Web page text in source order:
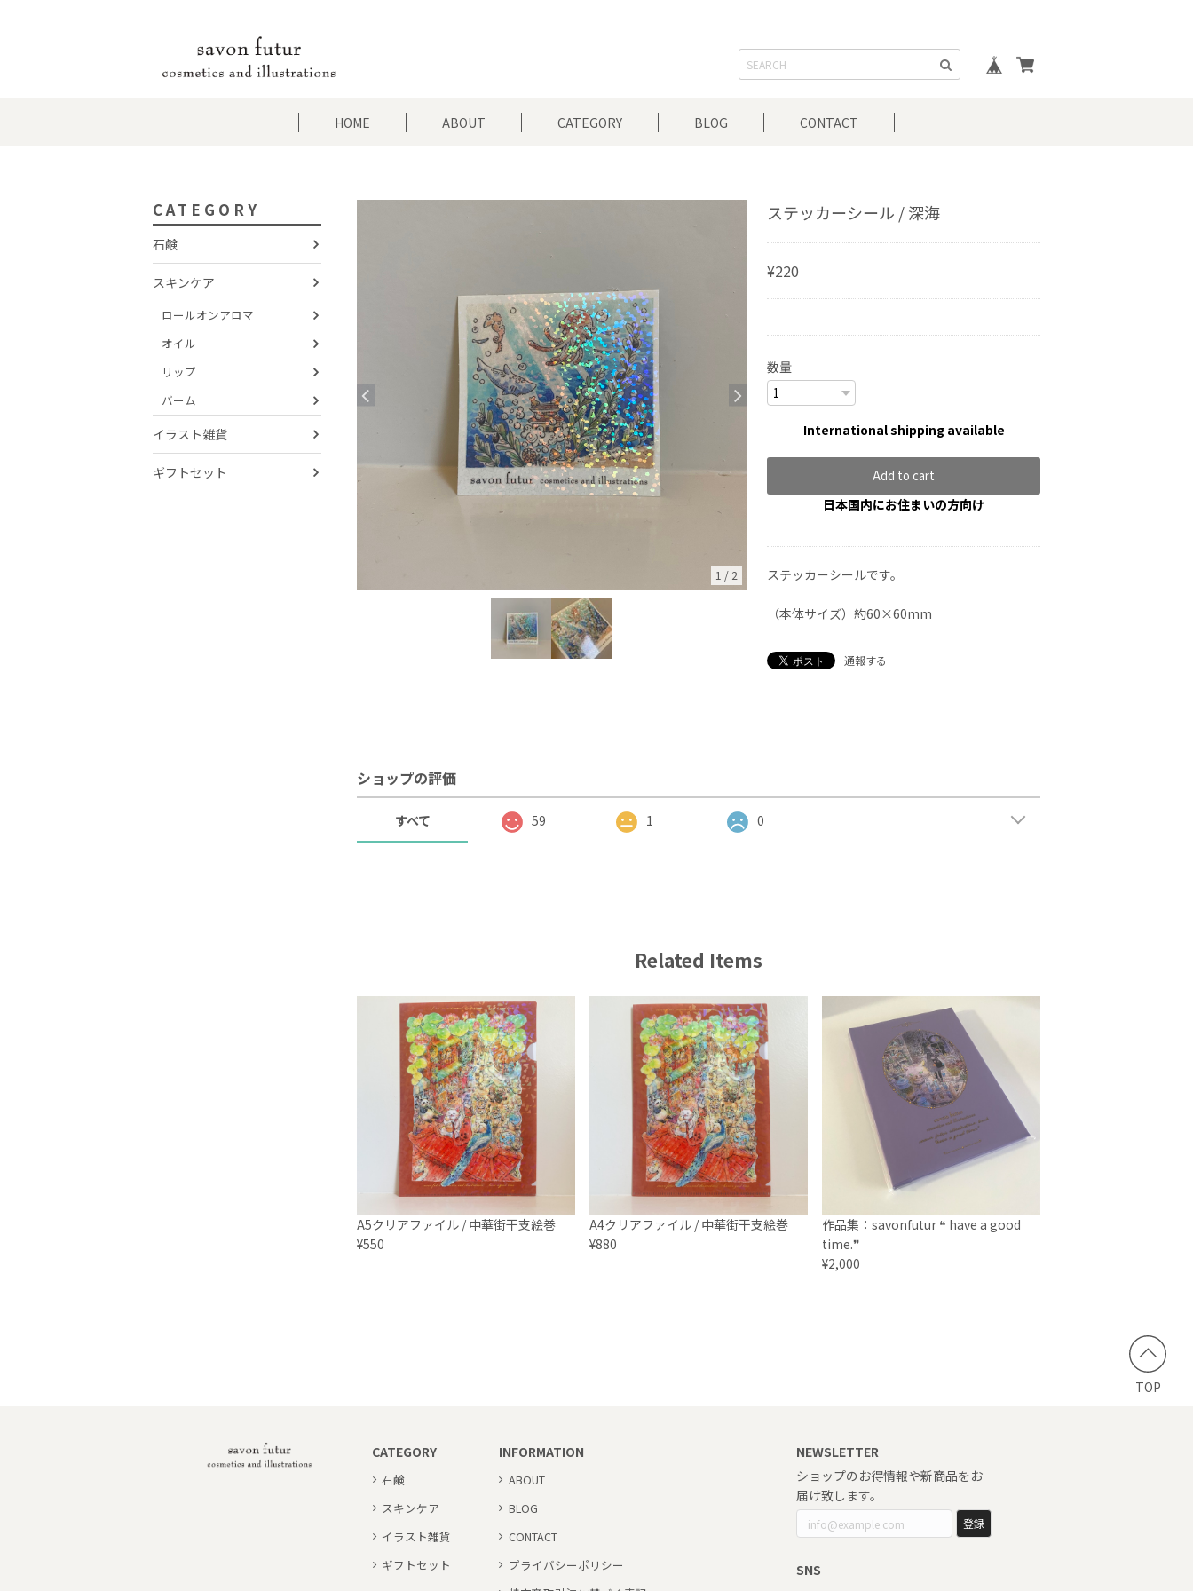
HOME ABOUT CATEGORY BLOG CONTACT
CATEGORY
石鹸
スキンケア
ロールオンアロマ
オイル
リップ
バーム
イラスト雑貨
ギフトセット
1 / 2
ステッカーシール / 深海
¥220
数量
International shipping available
Add to cart
日本国内にお住まいの方向け
ステッカーシールです。
（本体サイズ）約60×60mm
通報する
ショップの評価
すべて 59 1 0
Related Items
A5クリアファイル / 中華街干支絵巻
¥550
A4クリアファイル / 中華街干支絵巻
¥880
作品集：savonfutur ❝ have a good
time.❞
¥2,000
TOP
CATEGORY
石鹸
スキンケア
イラスト雑貨
ギフトセット
INFORMATION
ABOUT
BLOG
CONTACT
プライバシーポリシー
NEWSLETTER
ショップのお得情報や新商品をお
届け致します。
登録
SNS